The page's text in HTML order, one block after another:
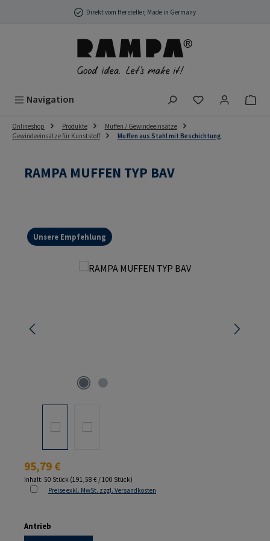
Zum Hauptinhalt springenDirekt vom Hersteller, Made in Germany
Navigation Du hast 0
Onlineshop Produkte
Muffen / Gewindeeinsätze
Gewindeeinsätze für Kunststoff
Muffen aus Stahl mit Beschichtung
RAMPA MUFFEN TYP BAV
Unsere Empfehlung
Bildergalerie überspringen
Regulärer Preis:
95,79 €
Inhalt: 50 Stück (191,58 € / 100 Stück)
Preise exkl. MwSt. zzgl. Versandkosten
Antrieb